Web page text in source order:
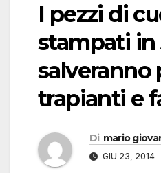
I pezzi di
stampati in
salveranno
trapianti e
Di mario
GIU 23, 2014